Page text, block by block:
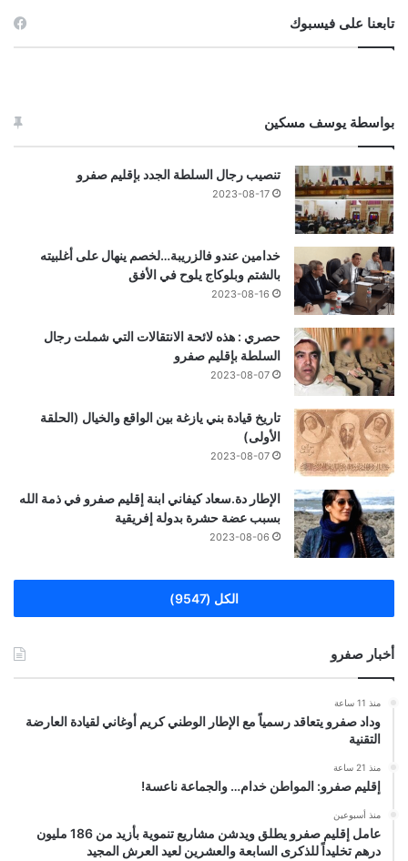
تابعنا على فيسبوك
بواسطة يوسف مسكين
تنصيب رجال السلطة الجدد بإقليم صفرو
2023-08-17
خدامين عندو فالزريبة…لخصم ينهال على أغلبيته
بالشتم وبلوكاج يلوح في الأفق
2023-08-16
حصري : هذه لائحة الانتقالات التي شملت رجال
السلطة بإقليم صفرو
2023-08-07
تاريخ قيادة بني يازغة بين الواقع والخيال (الحلقة
الأولى)
2023-08-07
الإطار دة.سعاد كيفاني ابنة إقليم صفرو في ذمة الله
بسبب عضة حشرة بدولة إفريقية
2023-08-06
الكل (9547)
أخبار صفرو
منذ 11 ساعة
وداد صفرو يتعاقد رسمياً مع الإطار الوطني كريم أوغاني لقيادة العارضة
التقنية
منذ 21 ساعة
إقليم صفرو: المواطن خدام… والجماعة ناعسة!
منذ أسبوعين
عامل إقليم صفرو يطلق ويدشن مشاريع تنموية بأزيد من 186 مليون
درهم تخليداً للذكرى السابعة والعشرين لعيد العرش المجيد